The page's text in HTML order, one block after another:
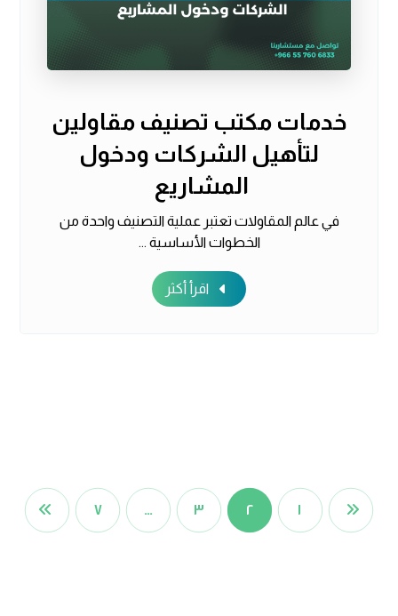
خدمات مكتب تصنيف مقاولين
لتأهيل الشركات ودخول
المشاريع
في عالم المقاولات تعتبر عملية التصنيف واحدة من
الخطوات الأساسية ...
اقرأ أكثر
١ ٢ ٣ … ٧